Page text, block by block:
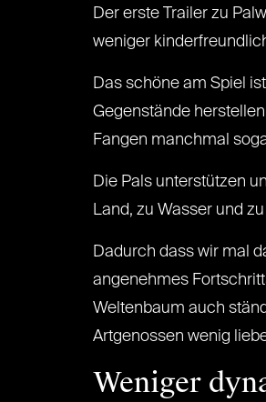
Der erste Trailer zu
weniger
Das schöne am Spiel
Gegenstände
Fangen manchmal
Die Pals unterstützen
Land, zu Wasser und
Dadurch dass wir mal
angenehmes
Weltenbaum auch
Artgenossen wenig
Weniger